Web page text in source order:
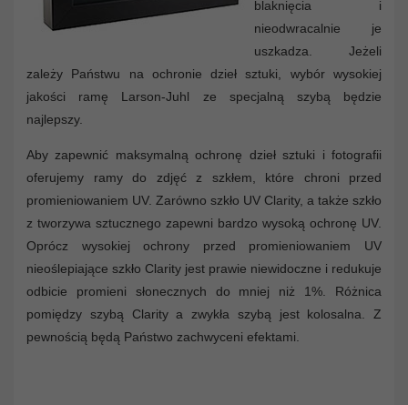
blaknięcia i
nieodwracalnie je
uszkadza. Jeżeli
zależy Państwu na ochronie dzieł sztuki, wybór wysokiej
jakości ramę Larson-Juhl ze specjalną szybą będzie
najlepszy.
Aby zapewnić maksymalną ochronę dzieł sztuki i fotografii
oferujemy ramy do zdjęć z szkłem, które chroni przed
promieniowaniem UV. Zarówno szkło UV Clarity, a także szkło
z tworzywa sztucznego zapewni bardzo wysoką ochronę UV.
Oprócz wysokiej ochrony przed promieniowaniem UV
nieoślepiające szkło Clarity jest prawie niewidoczne i redukuje
odbicie promieni słonecznych do mniej niż 1%. Różnica
pomiędzy szybą Clarity a zwykła szybą jest kolosalna. Z
pewnością będą Państwo zachwyceni efektami.